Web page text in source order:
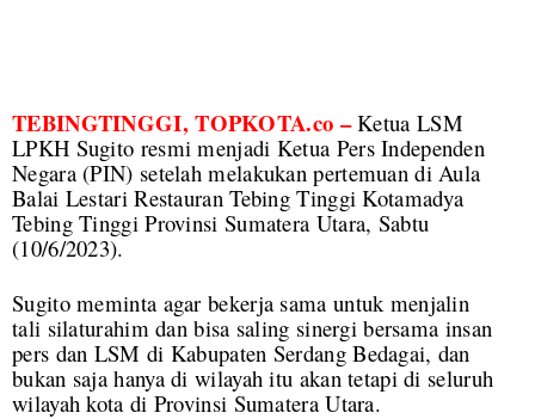
TEBINGTINGGI, TOPKOTA.co – Ketua LSM
LPKH Sugito resmi menjadi Ketua Pers Independen
Negara (PIN) setelah melakukan pertemuan di Aula
Balai Lestari Restauran Tebing Tinggi Kotamadya
Tebing Tinggi Provinsi Sumatera Utara, Sabtu
(10/6/2023).
Sugito meminta agar bekerja sama untuk menjalin
tali silaturahim dan bisa saling sinergi bersama insan
pers dan LSM di Kabupaten Serdang Bedagai, dan
bukan saja hanya di wilayah itu akan tetapi di seluruh
wilayah kota di Provinsi Sumatera Utara.